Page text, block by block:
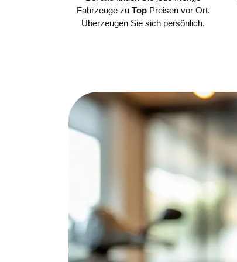
Fahrzeuge zu TopPreisen vor Ort.
Überzeugen Sie sich persönlich.